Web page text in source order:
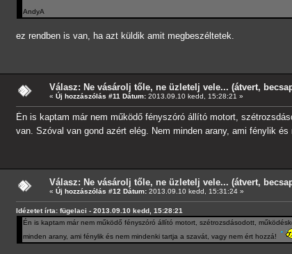
AndyA
ez rendben is van, ha azt küldik amit megbeszéltetek.
Válasz: Ne vásárolj tőle, ne üzletelj vele... (átvert,
« Új hozzászólás #11 Dátum: 2013.09.10 kedd, 15:28:21 »
Én is kaptam már nem működő fényszóró állító motort,
van. Szóval van gond azért elég. Nem minden arany, ami fénylik
Válasz: Ne vásárolj tőle, ne üzletelj vele... (átvert,
« Új hozzászólás #12 Dátum: 2013.09.10 kedd, 15:31:24 »
Idézetet írta: fügelaci - 2013.09.10 kedd, 15:28:21
Én is kaptam már nem működő fényszóró állító motort, szétrozsdásodott,
minden arany, ami fénylik és nem mindenki tartja a szavát, vagy nem ért hozzá!